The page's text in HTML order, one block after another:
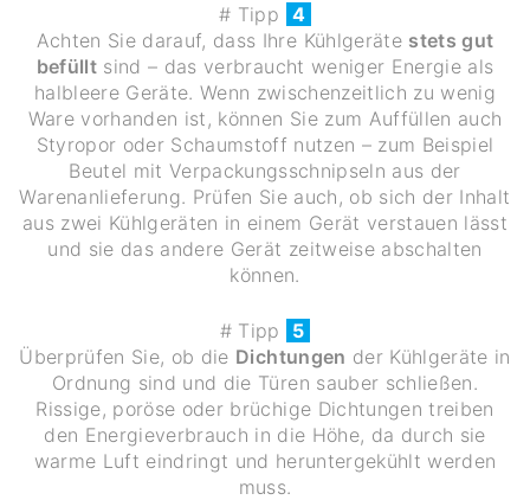
# Tipp 4
Achten Sie darauf, dass Ihre Kühlgeräte stets gut
befüllt sind – das verbraucht weniger Energie als
halbleere Geräte. Wenn zwischenzeitlich zu wenig
Ware vorhanden ist, können Sie zum Auffüllen auch
Styropor oder Schaumstoff nutzen – zum Beispiel
Beutel mit Verpackungsschnipseln aus der
Warenanlieferung. Prüfen Sie auch, ob sich der Inhalt
aus zwei Kühlgeräten in einem Gerät verstauen lässt
und sie das andere Gerät zeitweise abschalten
können.
# Tipp
5
Überprüfen Sie, ob die Dichtungen der Kühlgeräte in
Ordnung sind und die Türen sauber schließen.
Rissige, poröse oder brüchige Dichtungen treiben
den Energieverbrauch in die Höhe, da durch sie
warme Luft eindringt und heruntergekühlt werden
muss.